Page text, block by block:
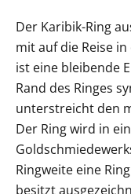
Der Karibik-Ring
mit auf die Reise
ist eine bleibende
Rand des Ringes
unterstreicht den
Der Ring wird in
Ringweite eine
besitzt